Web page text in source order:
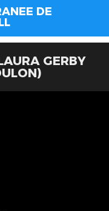
DE
GERBY